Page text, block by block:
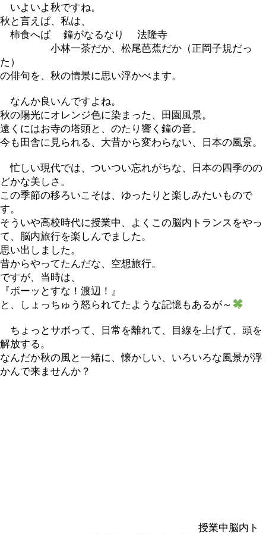
いよいよ秋ですね。
秋と言えば、私は、
柿食へば 鐘がなるなり 法隆寺
小林一茶だか、松尾芭蕉だか（正岡子規だっ
た）
の俳句を、秋の情景に思い浮かべます。
なんか良いんですよね。
秋の陽光にオレンジ色に染まった、田園風景。
遠くにはお寺の塔頭と、のたり響く鐘の音。
今も田舎に見られる、大昔から変わらない、日本の風景。
忙しい現代では、ついつい忘れがちな、日本の四季のの
どかな美しさ。
この季節の移ろいこそは、ゆったりと楽しみたいもので
す。
そういや高校時代に授業中、よくこの脳内トランスをやっ
て、脳内旅行を楽しんでました。
思い出しました。
昔からやってたんだな、空想旅行。
ですが、当時は、
『ボーッとすな！渡辺！』
と、しょっちゅう怒られてたような記憶もあるが～
ちょっとサボって、日常を離れて、目線を上げて、頭を
解放する。
なんだか秋の風と一緒に、懐かしい、いろいろな風景が浮
かんで来ませんか？
授業中脳内ト